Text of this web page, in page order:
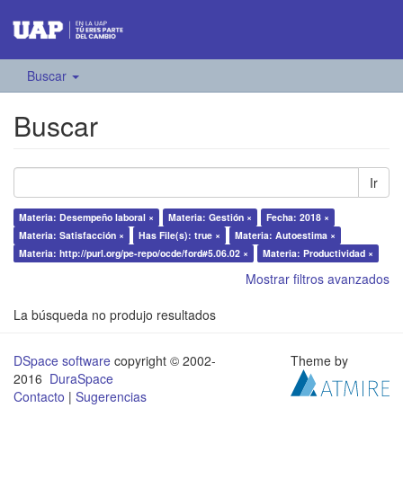
Buscar
Buscar
Ir
Materia: Desempeño laboral × Materia: Gestión ×
Fecha: 2018 ×
Materia: Satisfacción ×
Has File(s): true ×
Materia: Autoestima ×
Materia: http://purl.org/pe-repo/ocde/ford#5.06.02 ×
Materia: Productividad ×
Mostrar filtros avanzados
La búsqueda no produjo resultados
DSpace software copyright © 2002-
2016 DuraSpace
Contacto | Sugerencias
Theme by